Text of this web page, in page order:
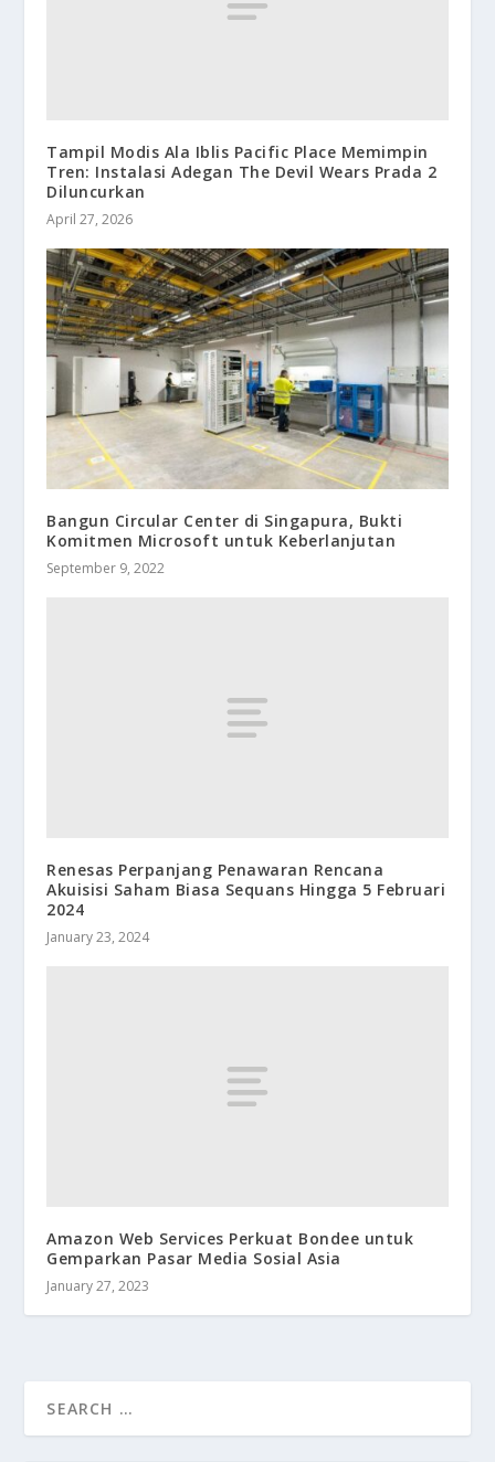
Tampil Modis Ala Iblis Pacific Place Memimpin
Tren: Instalasi Adegan The Devil Wears Prada 2
Diluncurkan
April 27, 2026
Bangun Circular Center di Singapura, Bukti
Komitmen Microsoft untuk Keberlanjutan
September 9, 2022
Renesas Perpanjang Penawaran Rencana
Akuisisi Saham Biasa Sequans Hingga 5 Februari
2024
January 23, 2024
Amazon Web Services Perkuat Bondee untuk
Gemparkan Pasar Media Sosial Asia
January 27, 2023